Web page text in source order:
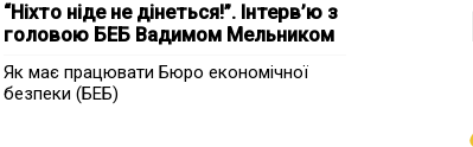
“Ніхто ніде не дінеться!”. Інтерв’ю з
головою БЕБ Вадимом Мельником
Як має працювати Бюро економічної
безпеки (БЕБ)